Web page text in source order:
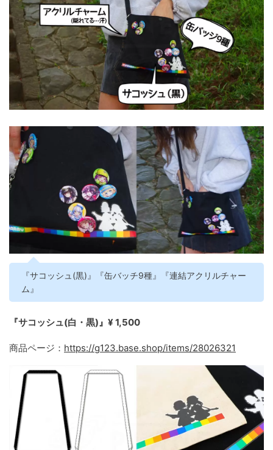
『サコッシュ(黒)』『缶バッチ9種』『連結アクリルチャー
ム』
『サコッシュ(白・黒)』¥ 1,500
商品ページ： https://g123.base.shop/items/28026321